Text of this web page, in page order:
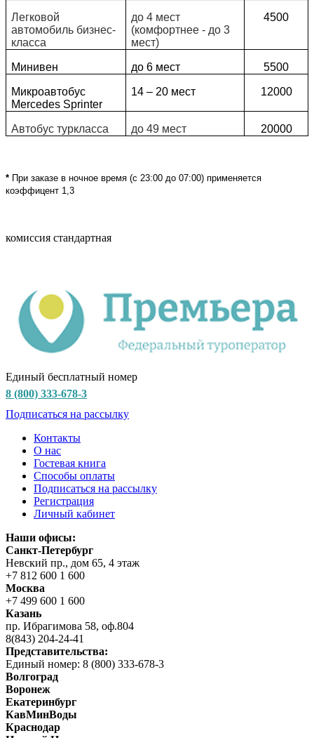
Легковой
автомобиль бизнес-
класса
до 4 мест
(комфортнее - до 3
мест)
4500
Минивен до 6 мест 5500
Микроавтобус
Mercedes Sprinter
14 – 20 мест 12000
Автобус туркласса до 49 мест 20000
* При заказе в ночное время (с 23:00 до 07:00) применяется
коэффицент 1,3
комиссия стандартная
Единый бесплатный номер
8 (800) 333-678-3
Подписаться на рассылку
Контакты
О нас
Гостевая книга
Способы оплаты
Подписаться на рассылку
Регистрация
Личный кабинет
Наши офисы:
Санкт-Петербург
Невский пр., дом 65, 4 этаж
+7 812 600 1 600
Москва
+7 499 600 1 600
Казань
пр. Ибрагимова 58, оф.804
8(843) 204-24-41
Представительства:
Единый номер: 8 (800) 333-678-3
Волгоград
Воронеж
Екатеринбург
КавМинВоды
Краснодар